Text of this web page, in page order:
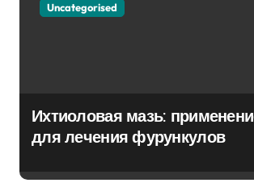
Uncategorised
Ихтиоловая мазь:
для лечения фурункулов